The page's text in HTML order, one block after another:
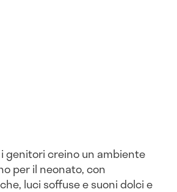
genitori creino un ambiente
per il neonato, con
luci soffuse e suoni dolci e